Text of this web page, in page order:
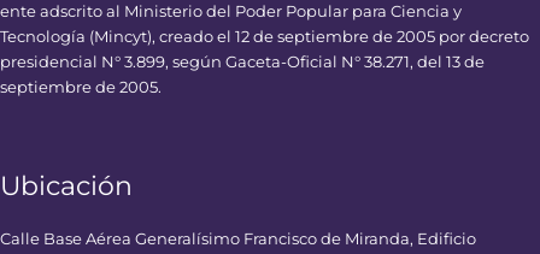
ente adscrito al Ministerio del Poder Popular para Ciencia y
Tecnología (Mincyt), creado el 12 de septiembre de 2005 por decreto
presidencial N° 3.899, según Gaceta-Oficial N° 38.271, del 13 de
septiembre de 2005.
Ubicación
Calle Base Aérea Generalísimo Francisco de Miranda, Edificio